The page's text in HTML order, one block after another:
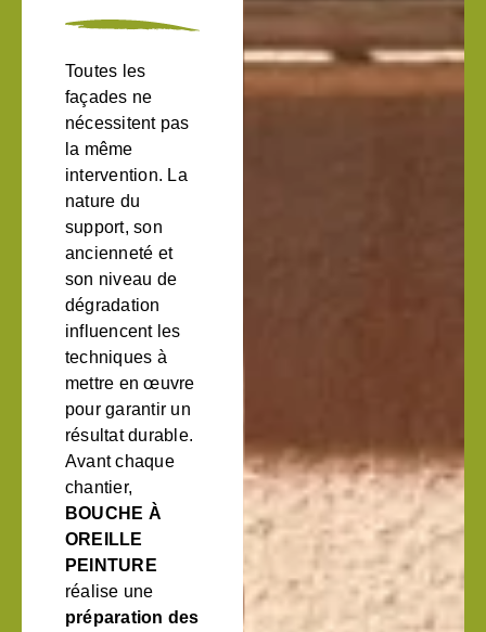
Toutes les
façades ne
nécessitent pas
la même
intervention. La
nature du
support, son
ancienneté et
son niveau de
dégradation
influencent les
techniques à
mettre en œuvre
pour garantir un
résultat durable.
Avant chaque
chantier,
BOUCHE À
OREILLE
PEINTURE
réalise une
préparation des